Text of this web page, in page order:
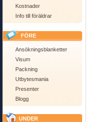
Kostnader
Info till föräldrar
FÖRE
Ansökningsblanketter
Visum
Packning
Utbytesmania
Presenter
Blogg
UNDER